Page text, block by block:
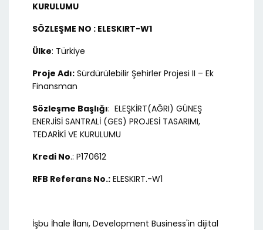
KURULUMU
SÖZLEŞME NO : ELESKIRT-W1
Ülke: Türkiye
Proje Adı: Sürdürülebilir Şehirler Projesi II – Ek
Finansman
Sözleşme Başlığı: ELEŞKİRT(AĞRI) GÜNEŞ
ENERJİSİ SANTRALİ (GES) PROJESİ TASARIMI,
TEDARİKİ VE KURULUMU
Kredi No.: P170612
RFB Referans No.: ELESKIRT.-W1
İşbu İhale İlanı, Development Business'in dijital